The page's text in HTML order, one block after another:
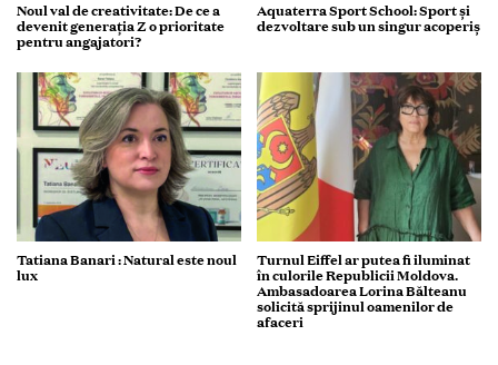
Noul val de creativitate: De ce a
devenit generația Z o prioritate
pentru angajatori?
Aquaterra Sport School: Sport și
dezvoltare sub un singur acoperiș
Tatiana Banari : Natural este noul
lux
Turnul Eiffel ar putea fi iluminat
în culorile Republicii Moldova.
Ambasadoarea Lorina Bălteanu
solicită sprijinul oamenilor de
afaceri